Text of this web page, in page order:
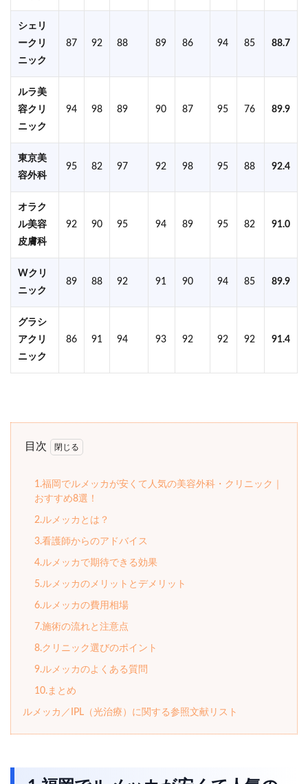
シェリ
ークリ
ニック
87 92 88 89 86 94 85 88.7
ルラ美
容クリ
ニック
94 98 89 90 87 95 76 89.9
東京美
容外科
95 82 97 92 98 95 88 92.4
オラク
ル美容
皮膚科
92 90 95 94 89 95 82 91.0
Wクリ
ニック
89 88 92 91 90 94 85 89.9
グラシ
アクリ
ニック
86 91 94 93 92 92 92 91.4
目次
1.福岡でルメッカが安くて人気の美容外科・クリニック｜
おすすめ8選！
2.ルメッカとは？
3.看護師からのアドバイス
4.ルメッカで期待できる効果
5.ルメッカのメリットとデメリット
6.ルメッカの費用相場
7.施術の流れと注意点
8.クリニック選びのポイント
9.ルメッカのよくある質問
10.まとめ
ルメッカ／IPL（光治療）に関する参照文献リスト